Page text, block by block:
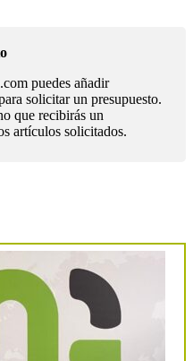
puedes añadir
solicitar un presupuesto.
que recibirás un
artículos solicitados.